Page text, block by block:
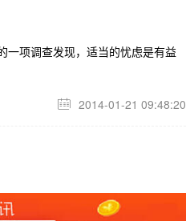
一项调查发现，适当的忧虑是有益
 2014-01-21 09:48:20